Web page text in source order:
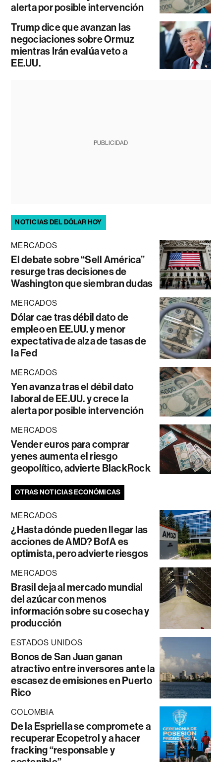
alerta por posible intervención
Trump dice que avanzan las
negociaciones sobre Ormuz
mientras Irán evalúa veto a
EE.UU.
PUBLICIDAD
NOTICIAS DEL DÓLAR HOY
MERCADOS
El debate sobre “Sell América”
resurge tras decisiones de
Washington que siembran dudas
MERCADOS
Dólar cae tras débil dato de
empleo en EE.UU. y menor
expectativa de alza de tasas de
la Fed
MERCADOS
Yen avanza tras el débil dato
laboral de EE.UU. y crece la
alerta por posible intervención
MERCADOS
Vender euros para comprar
yenes aumenta el riesgo
geopolítico, advierte BlackRock
OTRAS NOTICIAS ECONÓMICAS
MERCADOS
¿Hasta dónde pueden llegar las
acciones de AMD? BofA es
optimista, pero advierte riesgos
MERCADOS
Brasil deja al mercado mundial
del azúcar con menos
información sobre su cosecha y
producción
ESTADOS UNIDOS
Bonos de San Juan ganan
atractivo entre inversores ante la
escasez de emisiones en Puerto
Rico
COLOMBIA
De la Espriella se compromete a
recuperar Ecopetrol y a hacer
fracking “responsable y